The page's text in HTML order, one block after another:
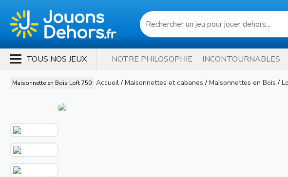
TOUS NOS JEUX NOTRE PHILOSOPHIE INCONTOURNABLES
Maisonnette en Bois Loft 750 Accueil/ Maisonnettes et cabanes / Maisonnettes en Bois /